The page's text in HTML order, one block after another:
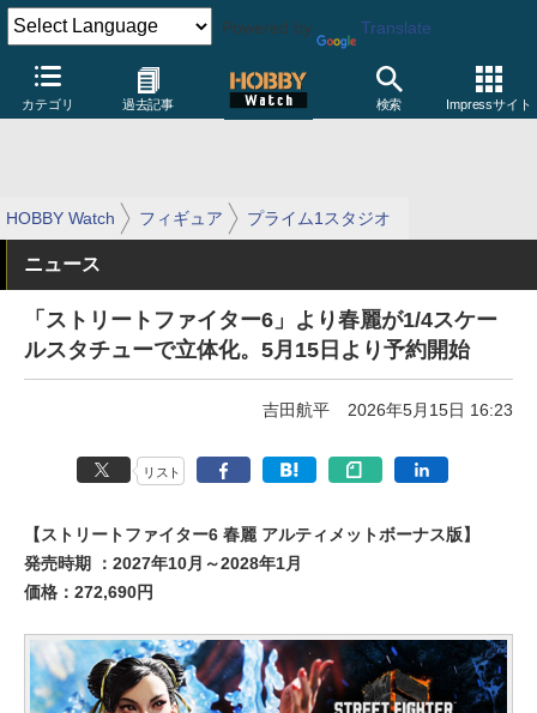
Powered by Translate
カテゴリ 過去記事 検索 Impressサイト
HOBBY Watch フィギュア プライム1スタジオ
ニュース
「ストリートファイター6」より春麗が1/4スケー
ルスタチューで立体化。5月15日より予約開始
吉田航平 2026年5月15日 16:23
リスト
【ストリートファイター6 春麗 アルティメットボーナス版】
発売時期 ：2027年10月～2028年1月
価格：272,690円